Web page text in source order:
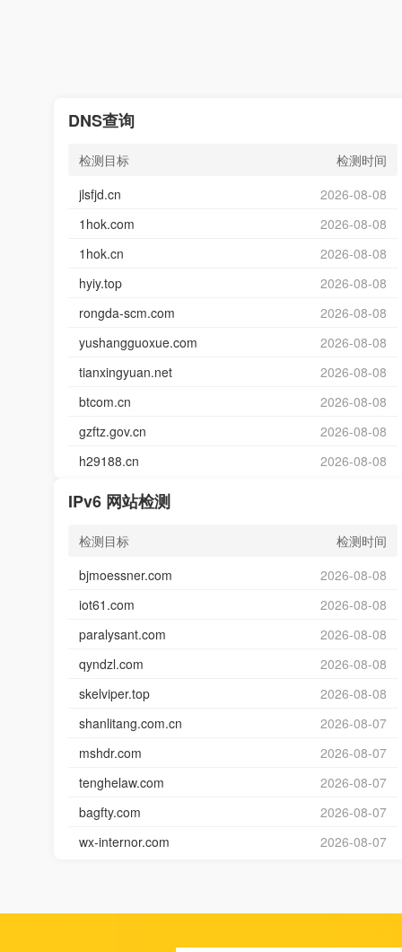
DNS查询
检测目标
检测时间
jlsfjd.cn
2026-08-08
1hok.com
2026-08-08
1hok.cn
2026-08-08
hyiy.top
2026-08-08
rongda-scm.com
2026-08-08
yushangguoxue.com
2026-08-08
tianxingyuan.net
2026-08-08
btcom.cn
2026-08-08
gzftz.gov.cn
2026-08-08
h29188.cn
2026-08-08
IPv6 网站检测
检测目标
检测时间
bjmoessner.com
2026-08-08
iot61.com
2026-08-08
paralysant.com
2026-08-08
qyndzl.com
2026-08-08
skelviper.top
2026-08-08
shanlitang.com.cn
2026-08-07
mshdr.com
2026-08-07
tenghelaw.com
2026-08-07
bagfty.com
2026-08-07
wx-internor.com
2026-08-07